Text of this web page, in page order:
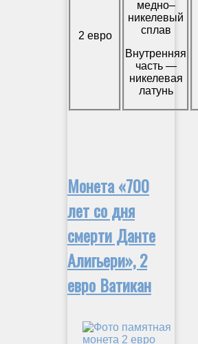
2 евро
медно–
никелевый
сплав
Внутренняя
часть —
никелевая
латунь
Монета «700
лет со дня
смерти Данте
Алигьери», 2
евро Ватикан